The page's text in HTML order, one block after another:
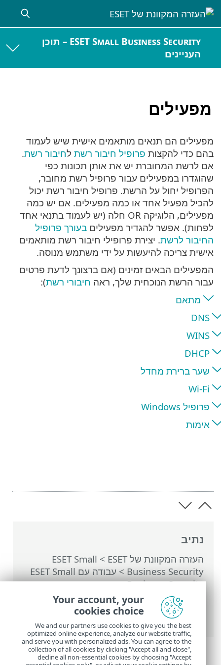
ESET Small Business Security – תוכן
העניינים
מפעילים
נתיב
העזרה המקוונת של ESET >
ESET Small
Business Security
>
עבודה עם ESET Small
Business Security
>הגדרות מתקדמות>
>הגנת גישה לאינטרנט>פרופילים של
חיבורי רשת
הוספה או עריכה של פרופילי
חיבור רשת
> מפעילים
מפעילים הם תנאים מותאמים אישית שיש לעמוד
בהם כדי להקצות פרופיל חיבור רשת לחיבור רשת.
אם לרשת המחוברת יש את אותן תכונות כפי
שהוגדרו במפעילים עבור פרופיל רשת מחובר,
הפרופיל יחול על הרשת. פרופיל חיבור רשת יכול
להכיל מפעיל אחד או כמה מפעילים. אם יש כמה
מפעילים, הלוגיקה OR חלה (יש לעמוד בתנאי אחד
לפחות). אפשר להגדיר מפעילים בעורך פרופיל
החיבור לרשת. יצירת פרופילי חיבור רשת מותאמים
אישית צריכה להיעשות על ידי משתמש מנוסה.
המפעילים הבאים זמינים (אם ברצונך לדעת פרטים
עבור הרשת הנוכחית שלך, ראה חיבורי רשת):
מתאם
DNS
WINS
DHCP
שער ברירת מחדל
Wi-Fi
פרופיל Windows
אימות
Your account, your
cookies choice
We and our partners use cookies to give you the best
optimized online experience, analyze our website traffic,
and serve you with personalized ads. You can agree to the
collection of all cookies by clicking "Accept all and close",
decline all non-essential cookies by choosing "Accept